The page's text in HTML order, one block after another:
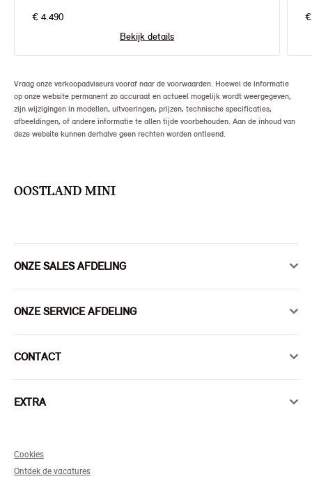
€ 4.490
Bekijk details
Vraag onze verkoopadviseurs vooraf naar de voorwaarden. Hoewel de informatie
op onze website permanent zo accuraat en actueel mogelijk wordt weergegeven,
zijn wijzigingen in modellen, uitvoeringen, prijzen, technische specificaties,
afbeeldingen, of andere informatie te allen tijde voorbehouden. Aan de inhoud van
deze website kunnen derhalve geen rechten worden ontleend.
OOSTLAND MINI
ONZE SALES AFDELING
ONZE SERVICE AFDELING
CONTACT
EXTRA
Cookies
Ontdek de vacatures